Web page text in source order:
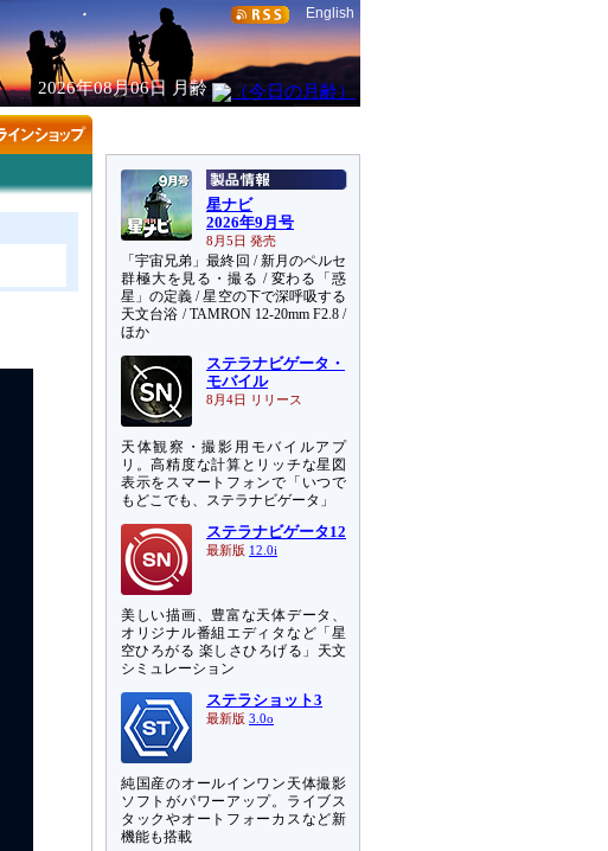
English
2026年08月06日 月齢
星ナビ
2026年9月号
8月5日 発売
「宇宙兄弟」最終回 / 新月のペルセ
群極大を見る・撮る / 変わる「惑
星」の定義 / 星空の下で深呼吸する
天文台浴 / TAMRON 12-20mm F2.8 /
ほか
ステラナビゲータ・
モバイル
8月4日 リリース
天体観察・撮影用モバイルアプ
リ。高精度な計算とリッチな星図
表示をスマートフォンで「いつで
もどこでも、ステラナビゲータ」
ステラナビゲータ12
最新版 12.0i
美しい描画、豊富な天体データ、
オリジナル番組エディタなど「星
空ひろがる 楽しさひろげる」天文
シミュレーション
ステラショット3
最新版 3.0o
純国産のオールインワン天体撮影
ソフトがパワーアップ。ライブス
タックやオートフォーカスなど新
機能も搭載